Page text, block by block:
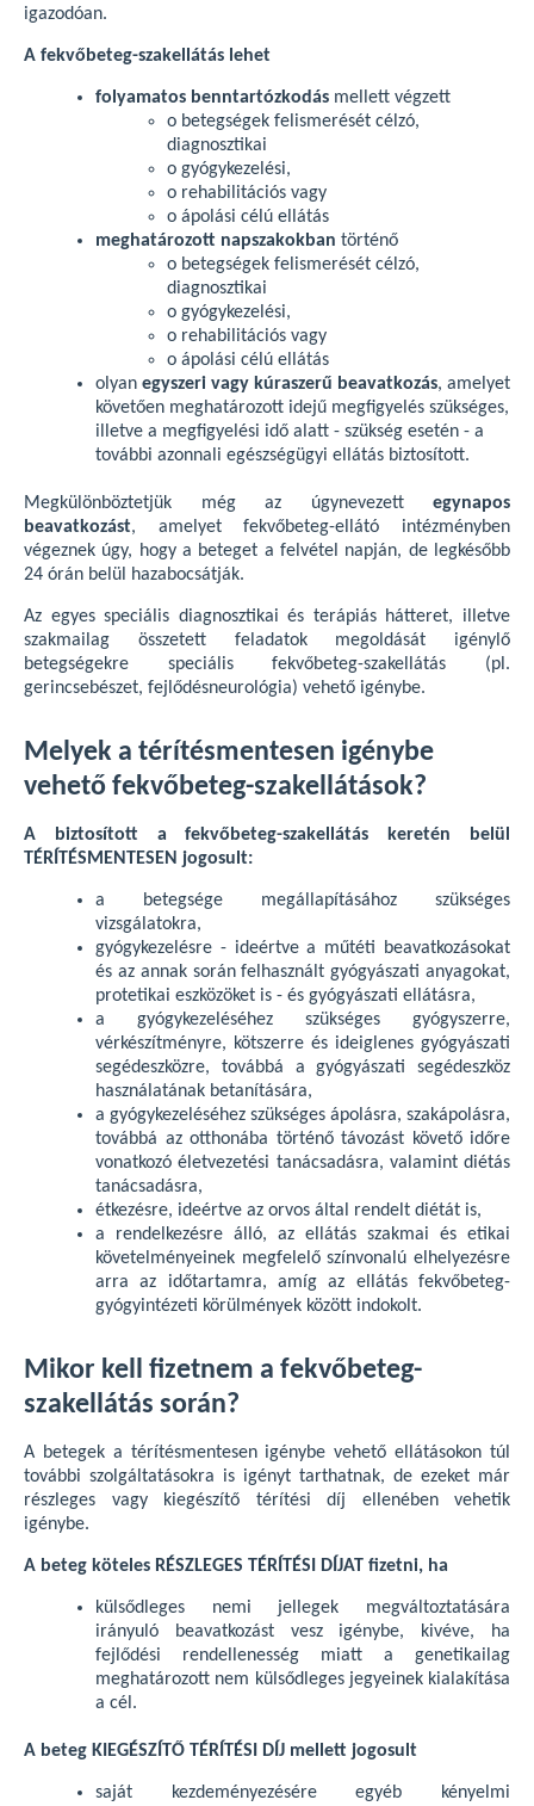
igazodóan.
A fekvőbeteg-szakellátás lehet
folyamatos benntartózkodás mellett végzett
o betegségek felismerését célzó,
diagnosztikai
o gyógykezelési,
o rehabilitációs vagy
o ápolási célú ellátás
meghatározott napszakokban történő
o betegségek felismerését célzó,
diagnosztikai
o gyógykezelési,
o rehabilitációs vagy
o ápolási célú ellátás
olyan egyszeri vagy kúraszerű beavatkozás, amelyet
követően meghatározott idejű megfigyelés szükséges,
illetve a megfigyelési idő alatt - szükség esetén - a
további azonnali egészségügyi ellátás biztosított.
Megkülönböztetjük még az úgynevezett egynapos
beavatkozást, amelyet fekvőbeteg-ellátó intézményben
végeznek úgy, hogy a beteget a felvétel napján, de legkésőbb
24 órán belül hazabocsátják.
Az egyes speciális diagnosztikai és terápiás hátteret, illetve
szakmailag összetett feladatok megoldását igénylő
betegségekre speciális fekvőbeteg-szakellátás (pl.
gerincsebészet, fejlődésneurológia) vehető igénybe.
Melyek a térítésmentesen igénybe
vehető fekvőbeteg-szakellátások?
A biztosított a fekvőbeteg-szakellátás keretén belül
TÉRÍTÉSMENTESEN jogosult:
a betegsége megállapításához szükséges
vizsgálatokra,
gyógykezelésre - ideértve a műtéti beavatkozásokat
és az annak során felhasznált gyógyászati anyagokat,
protetikai eszközöket is - és gyógyászati ellátásra,
a gyógykezeléséhez szükséges gyógyszerre,
vérkészítményre, kötszerre és ideiglenes gyógyászati
segédeszközre, továbbá a gyógyászati segédeszköz
használatának betanítására,
a gyógykezeléséhez szükséges ápolásra, szakápolásra,
továbbá az otthonába történő távozást követő időre
vonatkozó életvezetési tanácsadásra, valamint diétás
tanácsadásra,
étkezésre, ideértve az orvos által rendelt diétát is,
a rendelkezésre álló, az ellátás szakmai és etikai
követelményeinek megfelelő színvonalú elhelyezésre
arra az időtartamra, amíg az ellátás fekvőbeteg-
gyógyintézeti körülmények között indokolt.
Mikor kell fizetnem a fekvőbeteg-
szakellátás során?
A betegek a térítésmentesen igénybe vehető ellátásokon túl
további szolgáltatásokra is igényt tarthatnak, de ezeket már
részleges vagy kiegészítő térítési díj ellenében vehetik
igénybe.
A beteg köteles RÉSZLEGES TÉRÍTÉSI DÍJAT fizetni, ha
külsődleges nemi jellegek megváltoztatására
irányuló beavatkozást vesz igénybe, kivéve, ha
fejlődési rendellenesség miatt a genetikailag
meghatározott nem külsődleges jegyeinek kialakítása
a cél.
A beteg KIEGÉSZÍTŐ TÉRÍTÉSI DÍJ mellett jogosult
saját kezdeményezésére egyéb kényelmi